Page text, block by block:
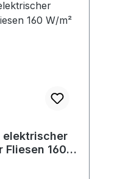
elektrischer
Fliesen 160